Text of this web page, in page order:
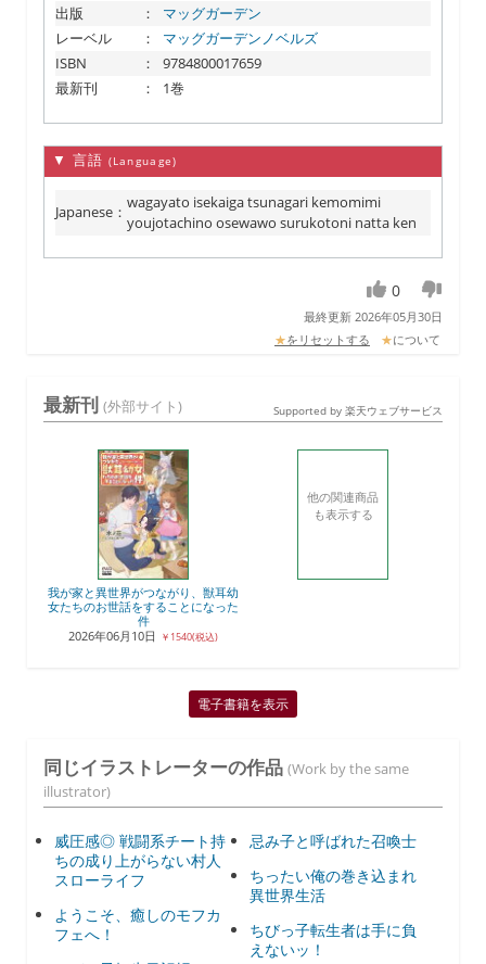
出版
：
マッグガーデン
レーベル
：
マッグガーデンノベルズ
ISBN
：
9784800017659
最新刊
： 1巻
▼ 言語 (Language)
Japanese ： wagayato isekaiga tsunagari kemomimi
youjotachino osewawo surukotoni natta ken
0
最終更新 2026年05月30日
★をリセットする ★について
最新刊 (外部サイト) Supported by 楽天ウェブサービス
我が家と異世界がつながり、獣耳幼
女たちのお世話をすることになった
件
2026年06月10日
￥1540(税込)
他の関連商品
も表示する
電子書籍を表示
同じイラストレーターの作品 (Work by the same
illustrator)
威圧感◎ 戦闘系チート持
ちの成り上がらない村人
スローライフ
ようこそ、癒しのモフカ
フェへ！
忌み子と呼ばれた召喚士
ちったい俺の巻き込まれ
異世界生活
ちびっ子転生者は手に負
えないッ！